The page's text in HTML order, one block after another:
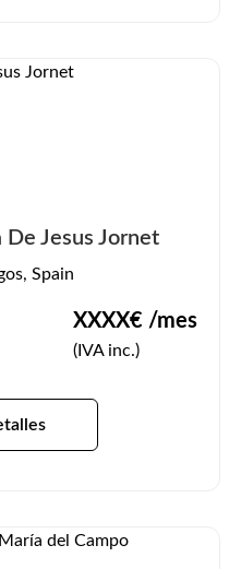
De Jesus Jornet
Spain
XXXX€ /mes
(IVA inc.)